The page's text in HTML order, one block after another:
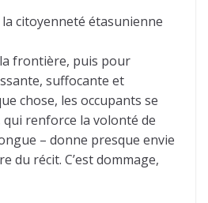
la citoyenneté étasunienne
frontière, puis pour
suffocante et
chose, les occupants se
renforce la volonté de
– donne presque envie
du récit. C’est dommage,